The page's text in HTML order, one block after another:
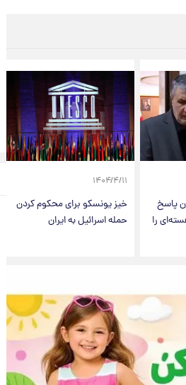
پاسخ
را
۱۴۰۴/۴/۱۱
خیز یونسکو برای محکوم کردن
حمله اسرائیل به ایران